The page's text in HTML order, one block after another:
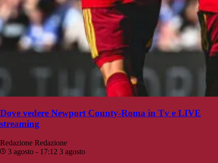
Dove vedere Newport County-Roma in Tv e LIVE
streaming
Redazione Redazione
3 agosto - 17:12 3 agosto